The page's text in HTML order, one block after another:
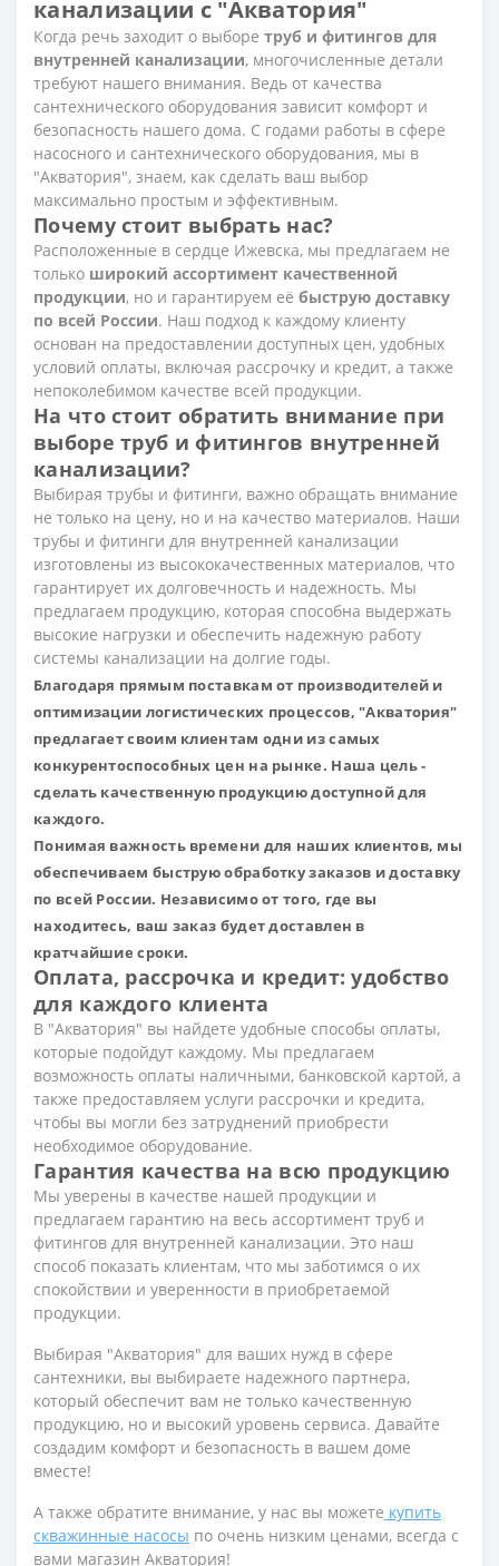
канализации с "Акватория"
Когда речь заходит о выборе труб и фитингов для
внутренней канализации, многочисленные детали
требуют нашего внимания. Ведь от качества
сантехнического оборудования зависит комфорт и
безопасность нашего дома. С годами работы в сфере
насосного и сантехнического оборудования, мы в
"Акватория", знаем, как сделать ваш выбор
максимально простым и эффективным.
Почему стоит выбрать нас?
Расположенные в сердце Ижевска, мы предлагаем не
только широкий ассортимент качественной
продукции, но и гарантируем её быструю доставку
по всей России. Наш подход к каждому клиенту
основан на предоставлении доступных цен, удобных
условий оплаты, включая рассрочку и кредит, а также
непоколебимом качестве всей продукции.
На что стоит обратить внимание при
выборе труб и фитингов внутренней
канализации?
Выбирая трубы и фитинги, важно обращать внимание
не только на цену, но и на качество материалов. Наши
трубы и фитинги для внутренней канализации
изготовлены из высококачественных материалов, что
гарантирует их долговечность и надежность. Мы
предлагаем продукцию, которая способна выдержать
высокие нагрузки и обеспечить надежную работу
системы канализации на долгие годы.
Благодаря прямым поставкам от производителей и
оптимизации логистических процессов, "Акватория"
предлагает своим клиентам одни из самых
конкурентоспособных цен на рынке. Наша цель -
сделать качественную продукцию доступной для
каждого.
Понимая важность времени для наших клиентов, мы
обеспечиваем быструю обработку заказов и доставку
по всей России. Независимо от того, где вы
находитесь, ваш заказ будет доставлен в
кратчайшие сроки.
Оплата, рассрочка и кредит: удобство
для каждого клиента
В "Акватория" вы найдете удобные способы оплаты,
которые подойдут каждому. Мы предлагаем
возможность оплаты наличными, банковской картой, а
также предоставляем услуги рассрочки и кредита,
чтобы вы могли без затруднений приобрести
необходимое оборудование.
Гарантия качества на всю продукцию
Мы уверены в качестве нашей продукции и
предлагаем гарантию на весь ассортимент труб и
фитингов для внутренней канализации. Это наш
способ показать клиентам, что мы заботимся о их
спокойствии и уверенности в приобретаемой
продукции.
Выбирая "Акватория" для ваших нужд в сфере
сантехники, вы выбираете надежного партнера,
который обеспечит вам не только качественную
продукцию, но и высокий уровень сервиса. Давайте
создадим комфорт и безопасность в вашем доме
вместе!
А также обратите внимание, у нас вы можете купить
скважинные насосы по очень низким ценами, всегда с
вами магазин Акватория!